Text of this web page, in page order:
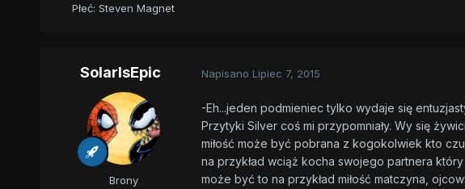
Płeć: Steven Magnet
SolarIsEpic
Brony
Napisano Lipiec 7, 2015
-Eh...jeden podmieniec tylko wydaje się
Przytyki Silver coś mi przypomniały. Wy się
miłość może być pobrana z kogokolwiek kto
na przykład wciąż kocha swojego partnera
może być to na przykład miłość matczyna,